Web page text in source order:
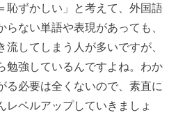
恥ずかしい」と考えて、外国語
ない単語や表現があっても、
してしまう人が多いですが、
勉強しているんですよね。わか
る必要は全くないので、素直に
レベルアップしていきましょ